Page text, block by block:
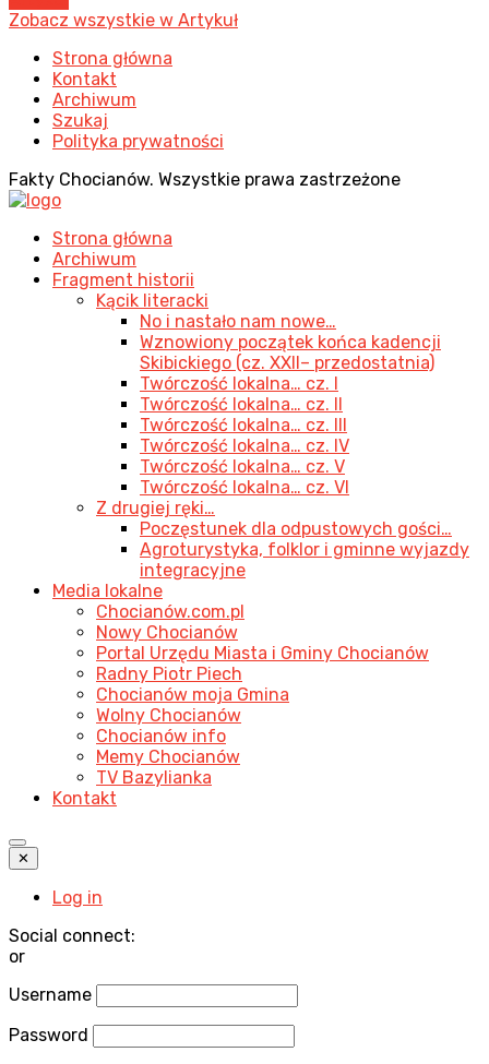
Zobacz wszystkie w Artykuł
Strona główna
Kontakt
Archiwum
Szukaj
Polityka prywatności
Fakty Chocianów. Wszystkie prawa zastrzeżone
Strona główna
Archiwum
Fragment historii
Kącik literacki
No i nastało nam nowe…
Wznowiony początek końca kadencji
Skibickiego (cz. XXII– przedostatnia)
Twórczość lokalna… cz. I
Twórczość lokalna… cz. II
Twórczość lokalna… cz. III
Twórczość lokalna… cz. IV
Twórczość lokalna… cz. V
Twórczość lokalna… cz. VI
Z drugiej ręki…
Poczęstunek dla odpustowych gości…
Agroturystyka, folklor i gminne wyjazdy
integracyjne
Media lokalne
Chocianów.com.pl
Nowy Chocianów
Portal Urzędu Miasta i Gminy Chocianów
Radny Piotr Piech
Chocianów moja Gmina
Wolny Chocianów
Chocianów info
Memy Chocianów
TV Bazylianka
Kontakt
✕
Log in
Social connect:
or
Username
Password